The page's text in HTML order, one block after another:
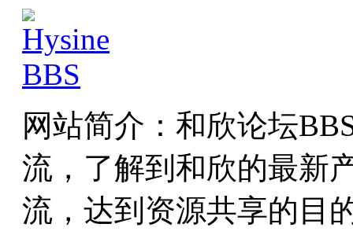
网站简介：和欣论坛
流，了解到和欣的最新
流，达到资源共享的目